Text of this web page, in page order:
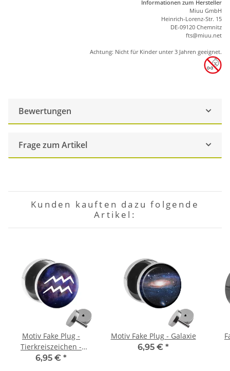
Informationen zum Hersteller
Miuu GmbH
Heinrich-Lorenz-Str. 15
DE-09120 Chemnitz
fts@miuu.net
Achtung: Nicht für Kinder unter 3 Jahren geeignet.
Bewertungen
Frage zum Artikel
Kunden kauften dazu folgende
Artikel:
Motiv Fake Plug -
Tierkreiszeichen -
Wassermann
6,95 € *
Motiv Fake Plug - Galaxie
6,95 € *